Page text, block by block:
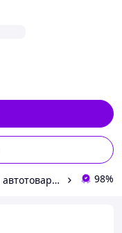
Продавець Авто7я. Інтернет-магазин автотоварів avto7ya.com.ua 98%